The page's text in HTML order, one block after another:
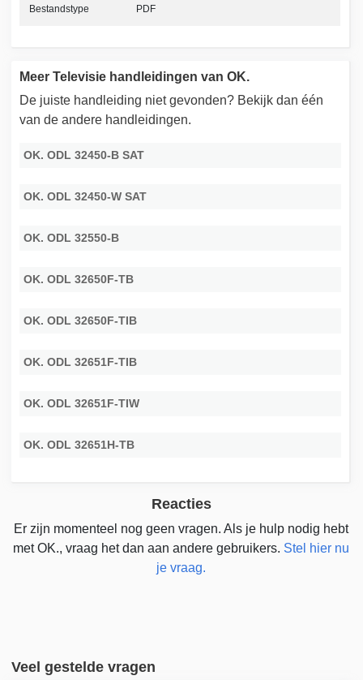
Bestandstype PDF
Meer Televisie handleidingen van OK.
De juiste handleiding niet gevonden? Bekijk dan één
van de andere handleidingen.
OK. ODL 32450-B SAT
OK. ODL 32450-W SAT
OK. ODL 32550-B
OK. ODL 32650F-TB
OK. ODL 32650F-TIB
OK. ODL 32651F-TIB
OK. ODL 32651F-TIW
OK. ODL 32651H-TB
Reacties
Er zijn momenteel nog geen vragen. Als je hulp nodig hebt
met OK., vraag het dan aan andere gebruikers. Stel hier nu
je vraag.
Veel gestelde vragen